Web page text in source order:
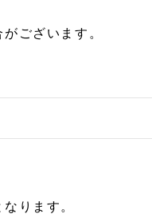
ございます。
ります。